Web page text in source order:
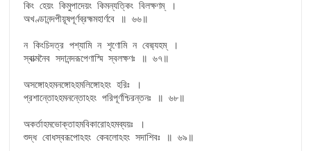
কিং হেয়ং কিমুপাদেয়ং কিমন্যত্কিং বিলক্ষণম্ ।
অখণ্ডানন্দপীয়ূষপূর্ণব্রহ্মমহার্ণবে ॥ ৬৬॥
ন কিংচিদত্র পশ্যামি ন শৃণোমি ন বেদ্ম্যহম্ ।
স্বাত্মনৈব সদানন্দরূপেণাস্মি স্বলক্ষণঃ ॥ ৬৭॥
অসঙ্গোঽহমনঙ্গোঽহমলিঙ্গোঽহং হরিঃ ।
প্রশান্তোঽহমনন্তোঽহং পরিপূর্ণশ্চিরন্তনঃ ॥ ৬৮॥
অকর্তাহমভোক্তাহমবিকারোঽহমব্যয়ঃ ।
শুদ্ধ বোধস্বরূপোঽহং কেবলোঽহং সদাশিবঃ ॥ ৬৯॥